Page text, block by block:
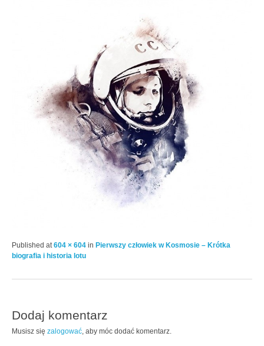
Published at604 × 604 in Pierwszy człowiek w Kosmosie – Krótka
biografia i historia lotu
Dodaj komentarz
Musisz się zalogować, aby móc dodać komentarz.